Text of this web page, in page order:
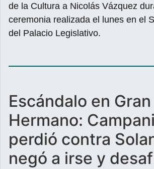
de la Cultura a Nicolás Vázquez
ceremonia realizada el lunes en el
del Palacio Legislativo.
Escándalo en Gran
Hermano:
perdió contra
negó a irse y